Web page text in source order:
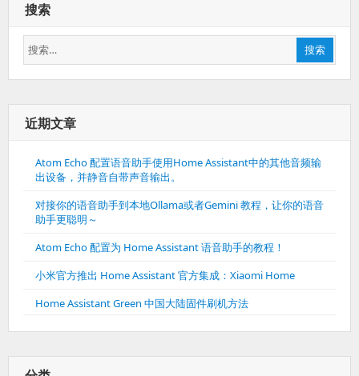
搜索
搜
索：
搜索
近期文章
Atom Echo 配置语音助手使用Home Assistant中的其他音频输
出设备，并静音自带声音输出。
对接你的语音助手到本地Ollama或者Gemini 教程，让你的语音
助手更聪明～
Atom Echo 配置为 Home Assistant 语音助手的教程！
小米官方推出 Home Assistant 官方集成：Xiaomi Home
Home Assistant Green 中国大陆固件刷机方法